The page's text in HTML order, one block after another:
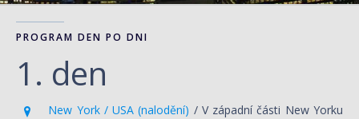
PROGRAM DEN PO DNI
1. den
New York / USA (nalodění) / V západní části New Yorku